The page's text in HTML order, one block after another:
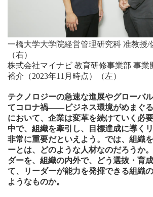
一橋大学大学院経営管理研究科 准教授/
（右）
株式会社マイナビ 教育研修事業部 事
裕介（2023年11月時点）（左）
テクノロジーの急速な進展やグローバ
てコロナ禍――ビジネス環境がめまぐ
において、企業は変革を続けていく必
中で、組織を牽引し、目標達成に導く
非常に重要だといえよう。では、組織
ーとは、どのような人材なのだろうか
ダーを、組織の内外で、どう選抜・育
て、リーダーが能力を発揮できる組織
ようなものか。